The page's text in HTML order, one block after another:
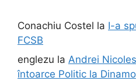
Conachiu Costel la I-a
FCSB
englezu la Andrei
întoarce Politic la Dinamo